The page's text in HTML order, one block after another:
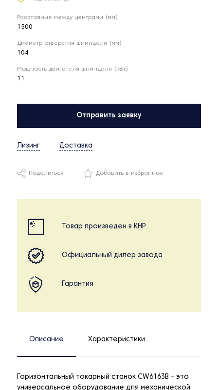
Расстояние между центрами (мм)
1500
Диаметр отверстия шпинделя (мм)
104
Мощность двигателя шпинделя (кВт)
Отправить заявку
Лизинг Доставка
Поделиться Добавить в избранное
Товар произведен в КНР
Официальный дилер завода
Гарантия
Описание Характеристики
Горизонтальный токарный станок CW6163B – это
универсальное оборудование для механической